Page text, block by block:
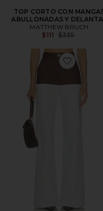
TOP CORTO CON
ABULLONADAS Y
MATTHEW BRUCH
$111 Previous price:
$335
Favorite